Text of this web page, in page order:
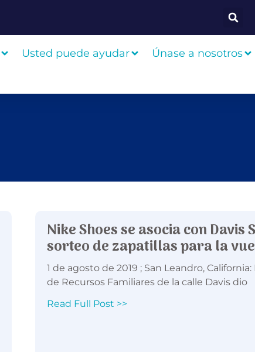
Usted puede ayudar Únase a nosotros
Nike Shoes se asocia con
sorteo de zapatillas para la
1 de agosto de 2019 ; San Leandro,
de Recursos Familiares de la calle Davis dio
Read Full Post >>